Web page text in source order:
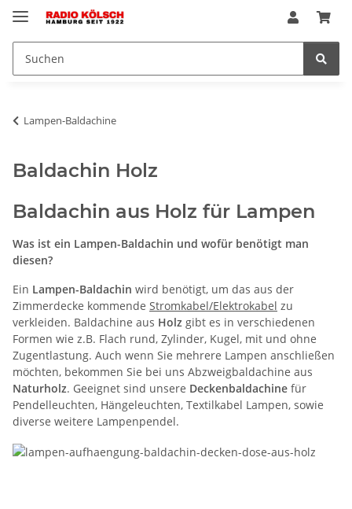
Lampen-Baldachine
Baldachin Holz
Baldachin aus Holz für Lampen
Was ist ein Lampen-Baldachin und wofür benötigt man
diesen?
Ein Lampen-Baldachin wird benötigt, um das aus der
Zimmerdecke kommende Stromkabel/Elektrokabel zu
verkleiden. Baldachine aus Holz gibt es in verschiedenen
Formen wie z.B. Flach rund, Zylinder, Kugel, mit und ohne
Zugentlastung. Auch wenn Sie mehrere Lampen anschließen
möchten, bekommen Sie bei uns Abzweigbaldachine aus
Naturholz. Geeignet sind unsere Deckenbaldachine für
Pendelleuchten, Hängeleuchten, Textilkabel Lampen, sowie
diverse weitere Lampenpendel.